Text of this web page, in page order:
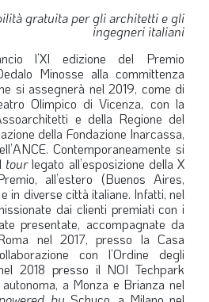
ROUGE
EVASIO
gratuita per gli architetti e gli
ingegneri italiani
l’XI edizione del Premio
Minosse alla committenza
si assegnerà nel 2019, come di
Olimpico di Vicenza, con la
e della Regione del
della Fondazione Inarcassa,
Contemporaneamente si
tourlegato all’esposizione della X
all’estero (Buenos Aires,
in diverse città italiane. Infatti, nel
dai clienti premiati con i
presentate, accompagnate da
nel 2017, presso la Casa
con l’Ordine degli
2018 presso il NOI Techpark
a Monza e Brianza nel